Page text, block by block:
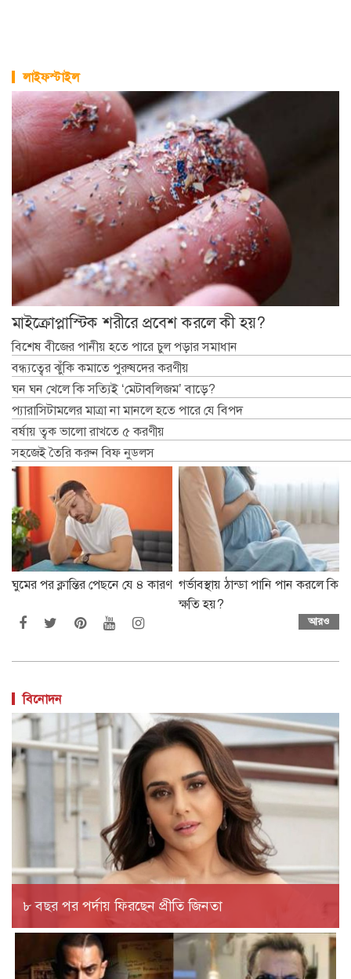
লাইফস্টাইল
মাইক্রোপ্লাস্টিক শরীরে প্রবেশ করলে কী হয়?
বিশেষ বীজের পানীয় হতে পারে চুল পড়ার সমাধান
বন্ধ্যত্বের ঝুঁকি কমাতে পুরুষদের করণীয়
ঘন ঘন খেলে কি সত্যিই ‘মেটাবলিজম’ বাড়ে?
প্যারাসিটামলের মাত্রা না মানলে হতে পারে যে বিপদ
বর্ষায় ত্বক ভালো রাখতে ৫ করণীয়
সহজেই তৈরি করুন বিফ নুডলস
ঘুমের পর ক্লান্তির পেছনে যে ৪ কারণ গর্ভাবস্থায় ঠান্ডা পানি পান করলে কি
ক্ষতি হয়?
আরও
বিনোদন
৮ বছর পর পর্দায় ফিরছেন প্রীতি জিনতা